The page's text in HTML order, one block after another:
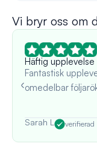
Vi bryr oss om
Häftig upplevelse
Fantastisk
omedelbar
Sarah L verifierad